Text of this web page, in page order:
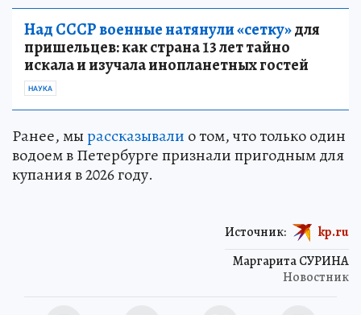
Над СССР военные натянули «сетку»для
пришельцев: как страна 13 лет тайно
искала и изучала инопланетных гостей
НАУКА
Ранее, мырассказывали о том, что только один
водоем в Петербурге признали пригодным для
купания в 2026 году.
Маргарита СУРИНА
Новостник
Источник: kp.ru